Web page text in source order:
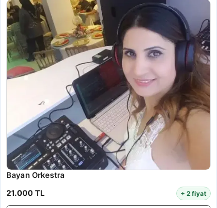
Bayan Orkestra
21.000 TL
+ 2 fiyat